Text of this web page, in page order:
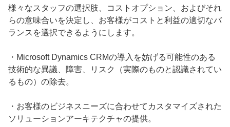
様々なスタッフの選択肢、コストオプション、およびそれ
らの意味合いを決定し、お客様がコストと利益の適切なバ
ランスを選択できるようにします。
・Microsoft Dynamics CRMの導入を妨げる可能性のある
技術的な異議、障害、リスク（実際のものと認識されてい
るもの）の除去。
・お客様のビジネスニーズに合わせてカスタマイズされた
ソリューションアーキテクチャの提供。